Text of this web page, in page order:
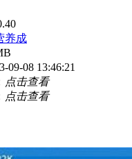
养成
09-08 13:46:21
点击查看
点击查看